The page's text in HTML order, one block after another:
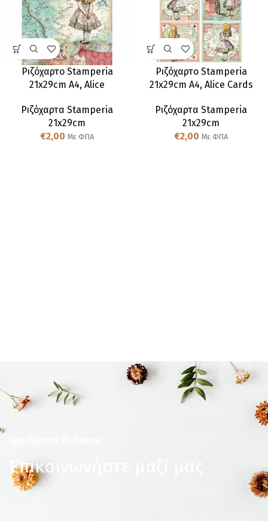
Ριζόχαρτο Stamperia
21x29cm A4, Alice
Ριζόχαρτα Stamperia
21x29cm
€2,00 Με ΦΠΑ
Ριζόχαρτο Stamperia
21x29cm A4, Alice Cards
Ριζόχαρτα Stamperia
21x29cm
€2,00 Με ΦΠΑ
Επικοινωνήστε μαζί μας